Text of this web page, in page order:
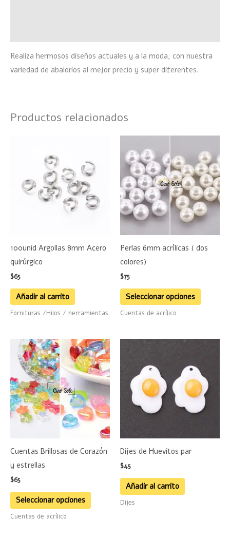
Realiza hermosos diseños actuales y a la moda, con nuestra
variedad de abalorios al mejor precio y super diferentes.
Productos relacionados
100unid Argollas 8mm Acero
quirúrgico
$65
Añadir al carrito
Fornituras /Hilos / herramientas
Perlas 6mm acrílicas ( dos
colores)
$75
Seleccionar opciones
producto
tiene
Las
opciones
se
pueden
página
Cuentas de acrílico
Cuentas Brillosas de Corazón
y estrellas
$65
Seleccionar opciones
Este
producto
tiene
múltiples
variantes.
Las
opciones
pueden
página
Cuentas de acrílico
Dijes de Huevitos par
$45
Añadir al carrito
Dijes